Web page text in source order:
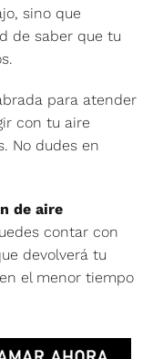
sino que
de saber que tu
para atender
con tu aire
No dudes en
de aire
contar con
devolverá tu
el menor tiempo